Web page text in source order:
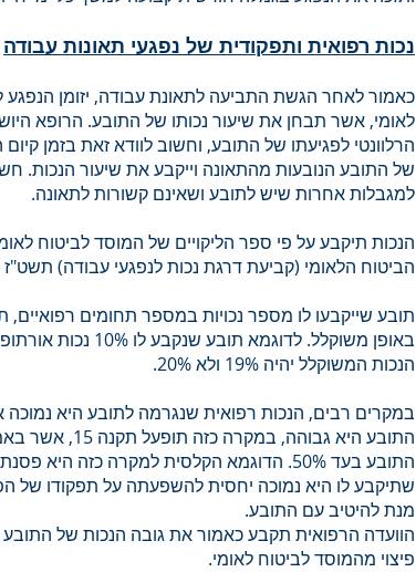
נכות רפואית ותפקודית של נפגעי תאונות עבודה
כאמור לאחר הגשת התביעה לתאונת עבודה, יזומן הנפגע
לאומי, אשר תבחן את שיעור נכותו של התובע. הרופא
הרלוונטי לפגיעתו של התובע, וחשוב לוודא זאת בזמן
של התובע הנובעות מהתאונה וייקבע את שיעור הנכות.
למגבלות אחרות שיש לתובע ושאינם קשורות לתאונה.
הנכות תיקבע על פי ספר הליקויים של המוסד לביטוח
הביטוח הלאומי (קביעת דרגת נכות לנפגעי עבודה) תשט"ז –
תובע שייקבעו לו מספר נכויות במספר תחומים
הנכות המשוקלל יהיה 19% ולא 20%.
במקרים רבים, הנכות רפואית שנגרמה לתובע היא
התובע היא גבוהה,
התובע בעד 50%. הדוגמא הקלסית למקרה כזה
מנת להיטיב עם התובע.
הוועדה הרפואית תקבע כאמור את גובה הנכות של
פיצוי מהמוסד לביטוח לאומי.